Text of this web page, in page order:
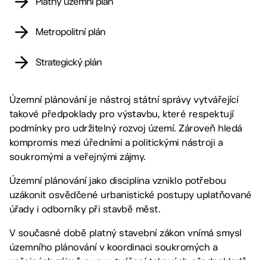
Metropolitní plán
Strategický plán
Územní plánování je nástroj státní správy vytvářející
takové předpoklady pro výstavbu, které respektují
podmínky pro udržitelný rozvoj území. Zároveň hledá
kompromis mezi úředními a politickými nástroji a
soukromými a veřejnými zájmy.
Územní plánování jako disciplina vzniklo potřebou
uzákonit osvědčené urbanistické postupy uplatňované
úřady i odborníky při stavbě měst.
V současné době platný stavební zákon vnímá smysl
územního plánování v koordinaci soukromých a